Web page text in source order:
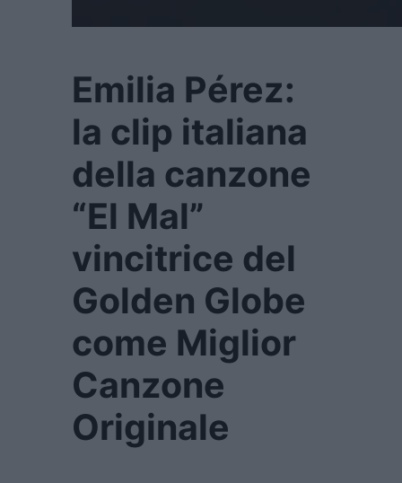
Emilia Pérez:
la clip italiana
della canzone
“El Mal”
vincitrice del
Golden Globe
come Miglior
Canzone
Originale